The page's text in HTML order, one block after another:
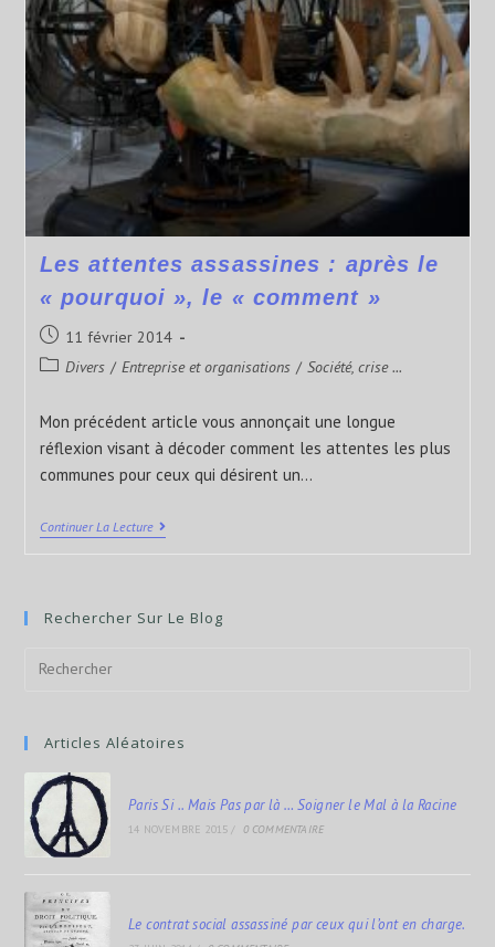
Les attentes assassines : après le
« pourquoi », le « comment »
11 février 2014
Divers / Entreprise et organisations / Société, crise ...
Mon précédent article vous annonçait une longue
réflexion visant à décoder comment les attentes les plus
communes pour ceux qui désirent un…
Continuer La Lecture
Rechercher Sur Le Blog
Articles Aléatoires
Paris Si .. Mais Pas par là … Soigner le Mal à la Racine
14 NOVEMBRE 2015 / 0 COMMENTAIRE
Le contrat social assassiné par ceux qui l’ont en charge.